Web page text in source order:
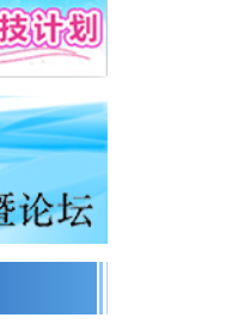
根据一线实
肺高血压症”
血管结构恶
光子”，可应
机理，借
的交替磁体